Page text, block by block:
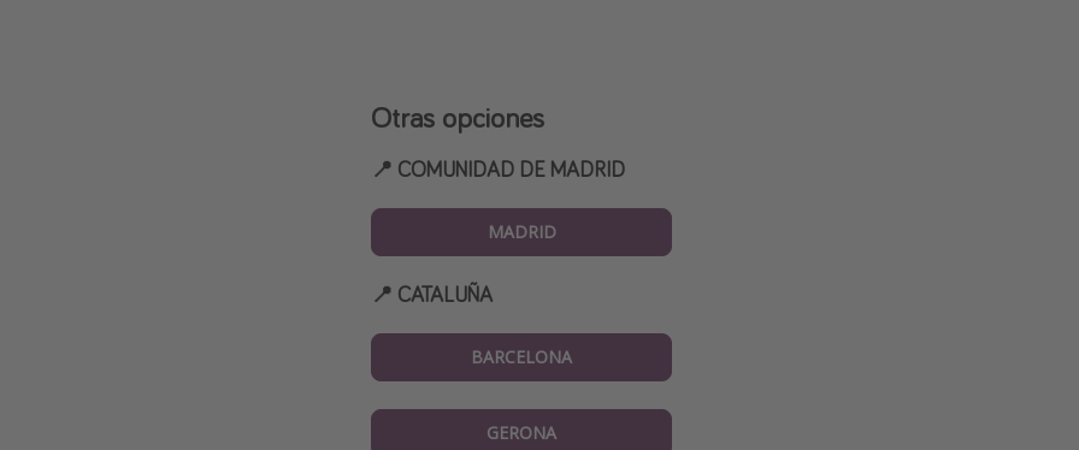
Otras opciones
📍 COMUNIDAD DE MADRID
MADRID
📍 CATALUÑA
BARCELONA
GERONA